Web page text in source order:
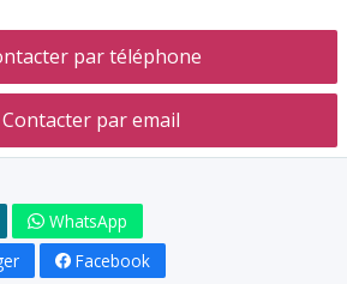
par téléphone
Contacter par email
WhatsApp
Facebook